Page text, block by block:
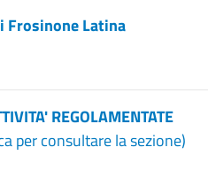
Frosinone Latina
REGOLAMENTATE
per consultare la sezione)